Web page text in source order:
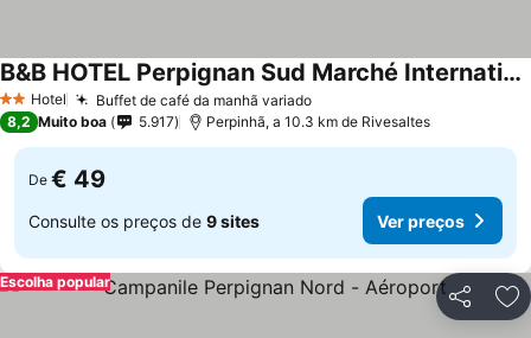
2 Estrelas
Hotel Buffet de café da manhã variado
B&B HOTEL Perpignan Sud Marché International
8,2 Muito boa 5.917 Perpinhã, a 10.3 km de Rivesaltes
De € 49
Consulte os preços de 9 sites Ver preços
Partilhar
Escolha popular